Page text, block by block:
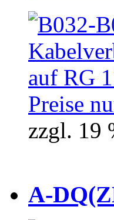
Preise
zzgl. 19
A-